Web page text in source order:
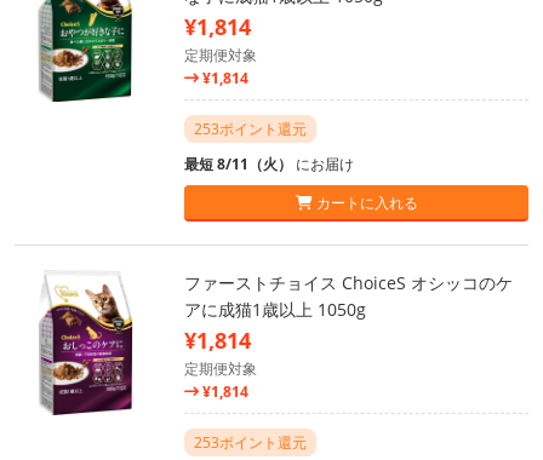
¥1,814
定期便対象
¥1,814
253ポイント還元
最短 8/11（火） にお届け
カートに入れる
ファーストチョイス ChoiceS オシッコのケ
アに成猫1歳以上 1050g
¥1,814
定期便対象
¥1,814
253ポイント還元